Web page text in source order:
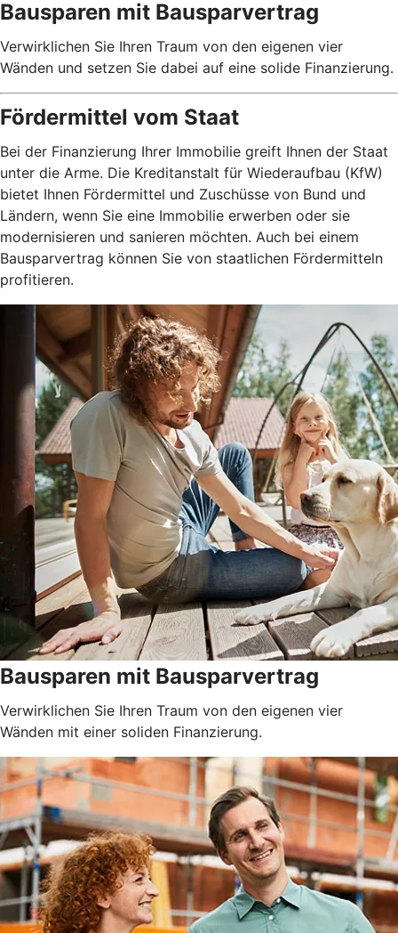
Bausparen mit Bausparvertrag
Verwirklichen Sie Ihren Traum von den eigenen vier
Wänden und setzen Sie dabei auf eine solide Finanzierung.
Fördermittel vom Staat
Bei der Finanzierung Ihrer Immobilie greift Ihnen der Staat
unter die Arme. Die Kreditanstalt für Wiederaufbau (KfW)
bietet Ihnen Fördermittel und Zuschüsse von Bund und
Ländern, wenn Sie eine Immobilie erwerben oder sie
modernisieren und sanieren möchten. Auch bei einem
Bausparvertrag können Sie von staatlichen Fördermitteln
profitieren.
Bausparen mit Bausparvertrag
Verwirklichen Sie Ihren Traum von den eigenen vier
Wänden mit einer soliden Finanzierung.